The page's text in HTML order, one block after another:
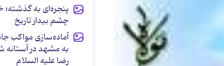
پنجره‌ای به گذشته؛
چشم بیدار تاریخ
آماده‌سازی مواکب
به مشهد در آستانه
رضا علیه السلام